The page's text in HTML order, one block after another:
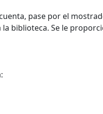
pase por el
biblioteca. Se le